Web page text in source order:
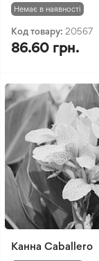
Немає в наявності
Код товару: 20567
86.60 грн.
Канна Caballero